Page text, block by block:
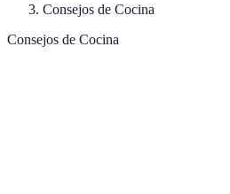
Consejos de Cocina
Consejos de Cocina